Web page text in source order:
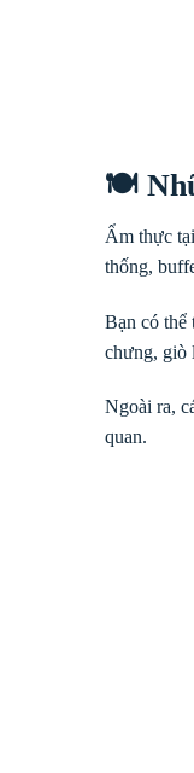
🍽
Ẩm thực tại
thống,
Bạn có thể
chưng, giò
Ngoài ra,
quan.